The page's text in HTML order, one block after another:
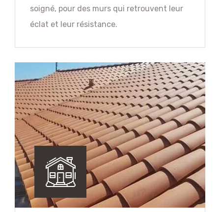
soigné, pour des murs qui retrouvent leur
éclat et leur résistance.